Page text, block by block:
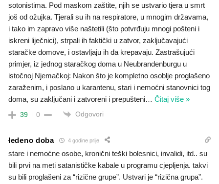
sotonistima. Pod maskom zaštite, njih se ustvario tjera u smrt
još od ožujka. Tjerali su ih na respiratore, u mnogim državama,
i tako im zapravo više naštetili (što potvrđuju mnogi pošteni i
iskreni liječnici), strpali ih faktički u zatvor, zaključavajući
staračke domove, i ostavljaju ih da krepavaju. Zastrašujući
primjer, iz jednog staračkog doma u Neubrandenburgu u
istočnoj Njemačkoj: Nakon što je kompletno osoblje proglašeno
zaraženim, i poslano u karantenu, stari i nemoćni stanovnici tog
doma, su zaključani i zatvoreni i prepušteni… Čitaj više »
39 0 Odgovori
łedeno doba 4 godine prije
stare i nemoćne osobe, kronični teški bolesnici, invalidi, itd.. su
bili prvi na meti satanističke kabale u programu cjepljenja. takvi
su bili proglašeni za “rizične grupe”. Ustvari je “rizična grupa”.